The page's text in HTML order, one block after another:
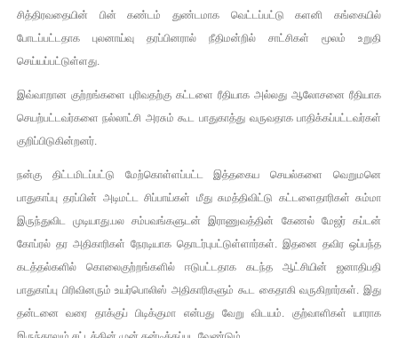
சித்திரவதையின் பின் கண்டம் துண்டமாக வெட்டப்பட்டு களனி கங்கையில்
போடப்பட்டதாக புலனாய்வு தரப்பினரால் நீதிமன்றில் சாட்சிகள் மூலம் உறுதி
செய்யப்பட்டுள்ளது.
இவ்வாறான குற்றங்களை புரிவதற்கு கட்டளை ரீதியாக அல்லது ஆலோசனை ரீதியாக
செயற்பட்டவர்களை நல்லாட்சி அரசும் கூட பாதுகாத்து வருவதாக பாதிக்கப்பட்டவர்கள்
குறிப்பிடுகின்றனர்.
நன்கு திட்டமிடப்பட்டு மேற்கொள்ளப்பட்ட இத்தகைய செயல்களை வெறுமனெ
பாதுகாப்பு தரப்பின் அடிமட்ட சிப்பாய்கள் மீது சுமத்திவிட்டு கட்டளைதாரிகள் சும்மா
இருந்துவிட முடியாது.பல சம்பவங்களுடன் இராணுவத்தின் கேணல் மேஜர் கப்டன்
கோப்ரல் தர அதிகாரிகள் நேரடியாக தொடர்புபட்டுள்ளார்கள். இதனை தவிர ஒப்பந்த
கடத்தல்களில் கொலைகுற்றங்களில் ஈடுபட்டதாக கடந்த ஆட்சியின் ஜனாதிபதி
பாதுகாப்பு பிரிவினரும் உயர்பொலிஸ் அதிகாரிகளும் கூட கைதாகி வருகிறார்கள். இது
தன்டனை வரை தாக்குப் பிடிக்குமா என்பது வேறு விடயம். குற்வாளிகள் யாராக